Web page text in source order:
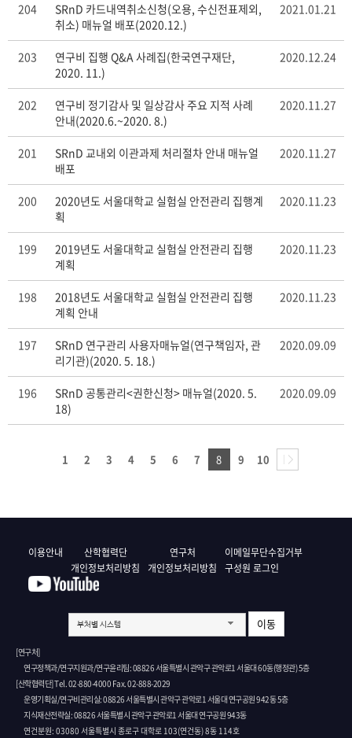
204
SRnD 카드내역취소신청(오용, 수신전표제외,
취소) 매뉴얼 배포(2020.12.)
2021.01.21
203
연구비 집행 Q&A 사례집(한국연구재단,
2020. 11.)
2020.12.24
202
연구비 정기감사 및 일상감사 주요 지적 사례
안내(2020.6.~2020. 8.)
2020.11.27
201
SRnD 교내외 이관과제 처리절차 안내 매뉴얼
배포
2020.11.27
200
2020년도 서울대학교 실험실 안전관리 집행계
획
2020.11.23
199
2019년도 서울대학교 실험실 안전관리 집행
계획
2020.11.23
198
2018년도 서울대학교 실험실 안전관리 집행
계획 안내
2020.11.23
197
SRnD 연구관리 사용자매뉴얼(연구책임자, 관
리기관)(2020. 5. 18.)
2020.09.09
196
SRnD 공통관리<권한신청> 매뉴얼(2020. 5.
18)
2020.09.09
1 2 3 4 5 6 7 8 9 10
이용안내
산학협력단
개인정보처리방침
연구처
개인정보처리방침
이메일무단수집거부
구성원 로그인
부처별 시스템 이동
[연구처]
연구정책과/연구지원과/연구윤리팀: 08826 서울특별시 관악구 관악로1 서울대 60동(행정관) 5층
[산학협력단] Tel. 02-880-4000 Fax. 02-888-2029
운영기획실/연구비관리실: 08826 서울특별시 관악구 관악로1 서울대 연구공원 942동 5층
지식재산전략실: 08826 서울특별시 관악구 관악로1 서울대 연구공원 943동
연건분원: 03080 서울특별시 종로구 대학로 103(연건동) 8동 114호